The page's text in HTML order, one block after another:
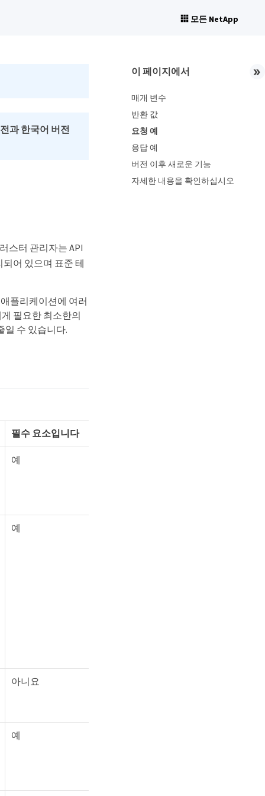
모든 NetApp
과 한국어 버전
스터 관리자는 API
어 있으며 표준 테
플리케이션에 여러
필요한 최소한의
일 수 있습니다.
필수 요소입니다
예
예
아니요
예
이 페이지에서
매개 변수
반환 값
요청 예
응답 예
버전 이후 새로운 기능
자세한 내용을 확인하십시오